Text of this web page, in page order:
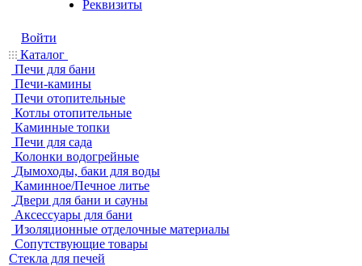
Реквизиты
Войти
Каталог
Печи для бани
Печи-камины
Печи отопительные
Котлы отопительные
Каминные топки
Печи для сада
Колонки водогрейные
Дымоходы, баки для воды
Каминное/Печное литье
Двери для бани и сауны
Аксессуары для бани
Изоляционные отделочные материалы
Сопутствующие товары
Стекла для печей